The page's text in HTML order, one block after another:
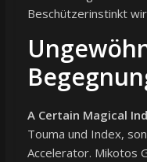
Beschützerinstinkt
A Certain Magical
Touma und Index,
Accelerator. Mikotos